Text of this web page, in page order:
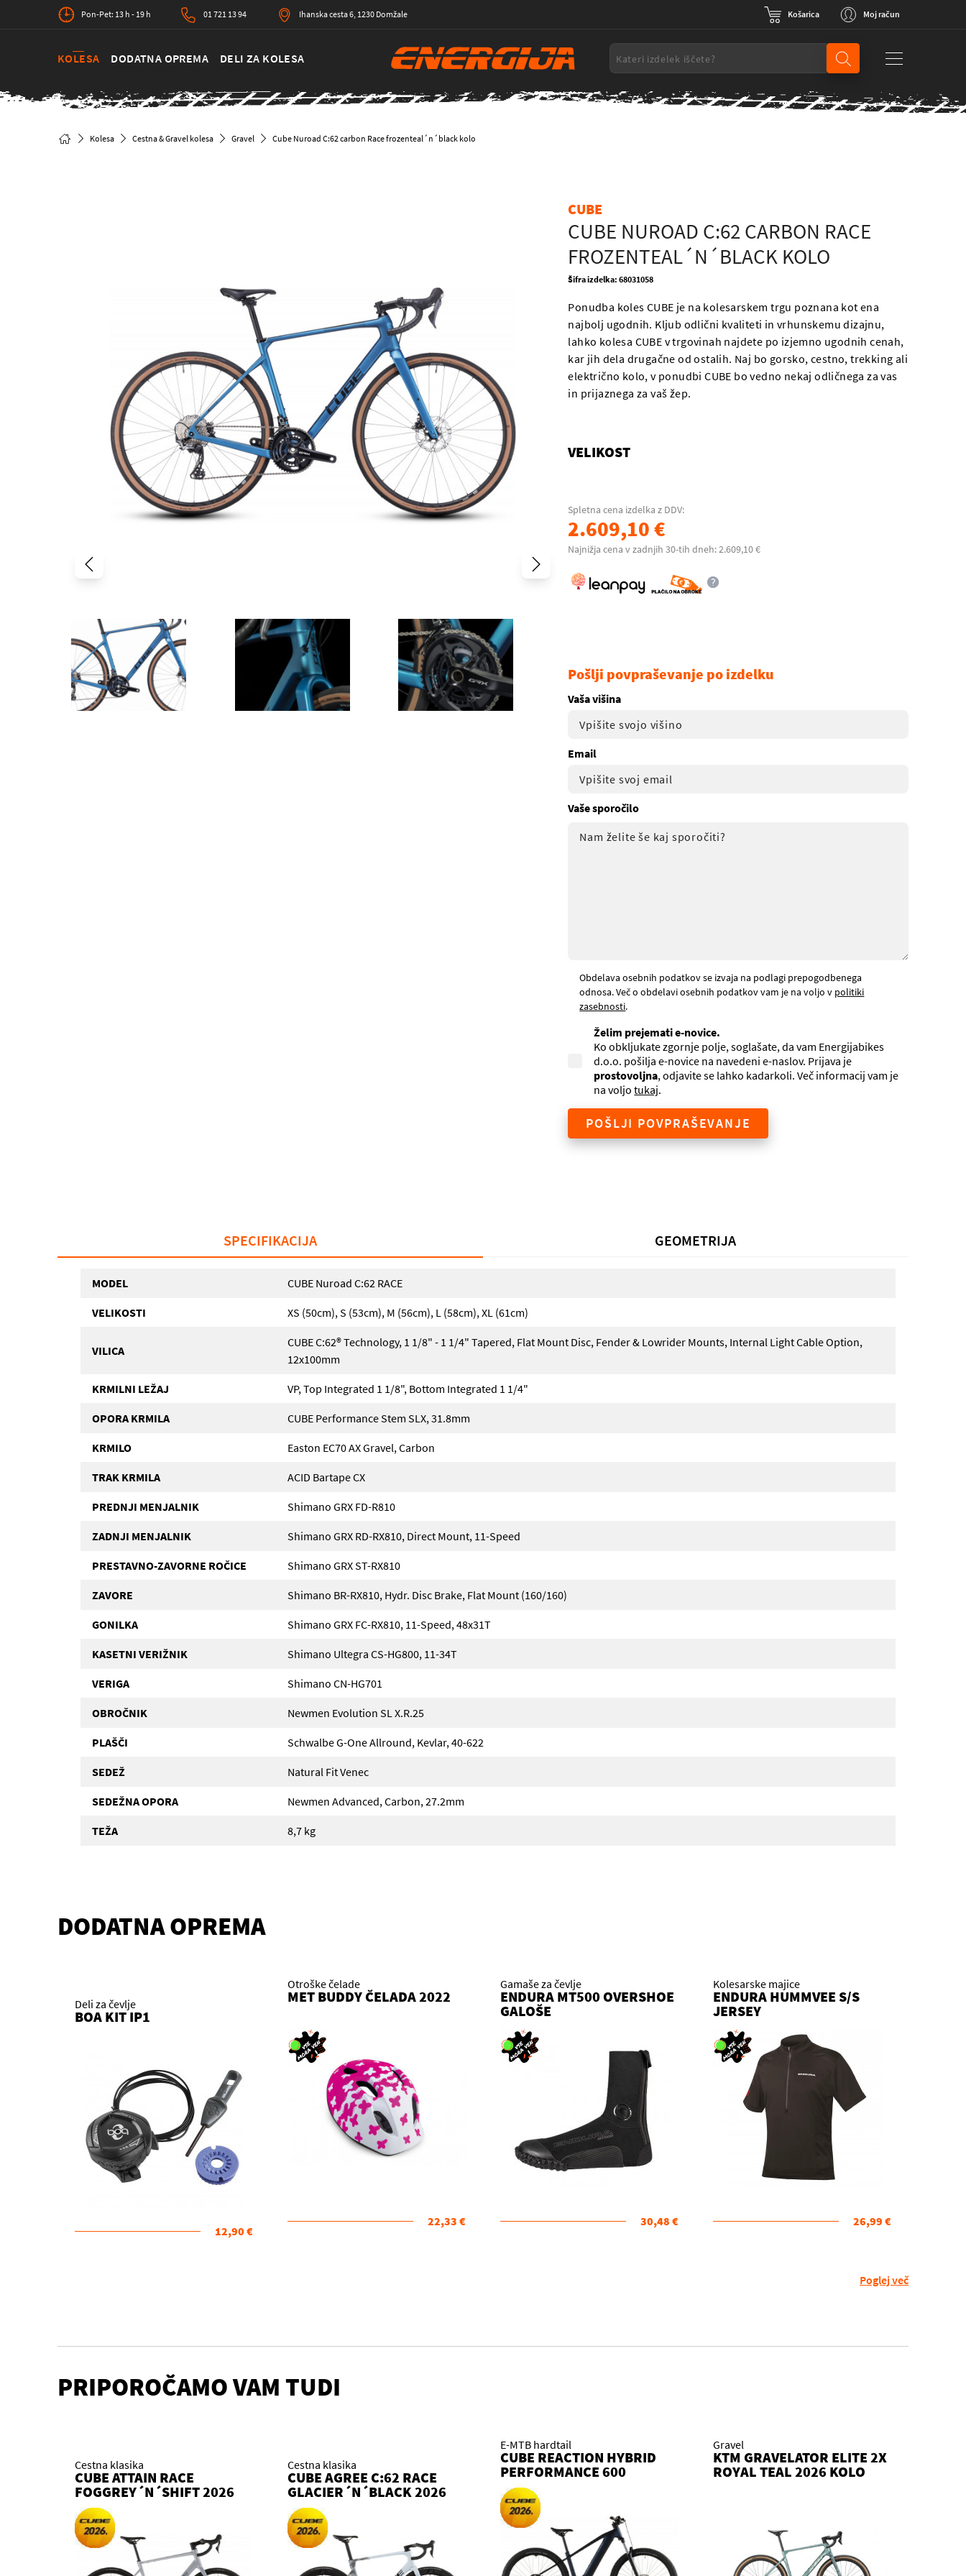
Pon-Pet: 13 h - 19 h 01 721 13 94 Ihanska cesta 6, 1230 Domžale Košarica Moj račun
KOLESA DODATNA OPREMA DELI ZA KOLESA
Kolesa Cestna & Gravel kolesa Gravel Cube Nuroad C:62 carbon Race frozenteal´n´black kolo
CUBE
CUBE NUROAD C:62 CARBON RACE
FROZENTEAL´N´BLACK KOLO
Šifra izdelka: 68031058
Ponudba koles CUBE je na kolesarskem trgu poznana kot ena
najbolj ugodnih. Kljub odlični kvaliteti in vrhunskemu dizajnu,
lahko kolesa CUBE v trgovinah najdete po izjemno ugodnih cenah,
kar jih dela drugačne od ostalih. Naj bo gorsko, cestno, trekking ali
električno kolo, v ponudbi CUBE bo vedno nekaj odličnega za vas
in prijaznega za vaš žep.
VELIKOST
Spletna cena izdelka z DDV:
2.609,10 €
Najnižja cena v zadnjih 30-tih dneh: 2.609,10 €
Pošlji povpraševanje po izdelku
Vaša višina
Email
Vaše sporočilo
Obdelava osebnih podatkov se izvaja na podlagi prepogodbenega
odnosa. Več o obdelavi osebnih podatkov vam je na voljo v politiki
zasebnosti.
Želim prejemati e-novice.
Ko obkljukate zgornje polje, soglašate, da vam Energijabikes
d.o.o. pošilja e-novice na navedeni e-naslov. Prijava je
prostovoljna, odjavite se lahko kadarkoli. Več informacij vam je
na voljotukaj.
POŠLJI POVPRAŠEVANJE
SPECIFIKACIJA GEOMETRIJA
MODEL CUBE Nuroad C:62 RACE
VELIKOSTI XS (50cm), S (53cm), M (56cm), L (58cm), XL (61cm)
VILICA
CUBE C:62® Technology, 1 1/8" - 1 1/4" Tapered, Flat Mount Disc, Fender & Lowrider Mounts, Internal Light Cable Option,
12x100mm
KRMILNI LEŽAJ VP, Top Integrated 1 1/8", Bottom Integrated 1 1/4"
OPORA KRMILA CUBE Performance Stem SLX, 31.8mm
KRMILO Easton EC70 AX Gravel, Carbon
TRAK KRMILA ACID Bartape CX
PREDNJI MENJALNIK Shimano GRX FD-R810
ZADNJI MENJALNIK Shimano GRX RD-RX810, Direct Mount, 11-Speed
PRESTAVNO-ZAVORNE ROČICE Shimano GRX ST-RX810
ZAVORE Shimano BR-RX810, Hydr. Disc Brake, Flat Mount (160/160)
GONILKA Shimano GRX FC-RX810, 11-Speed, 48x31T
KASETNI VERIŽNIK Shimano Ultegra CS-HG800, 11-34T
VERIGA Shimano CN-HG701
OBROČNIK Newmen Evolution SL X.R.25
PLAŠČI Schwalbe G-One Allround, Kevlar, 40-622
SEDEŽ Natural Fit Venec
SEDEŽNA OPORA Newmen Advanced, Carbon, 27.2mm
TEŽA 8,7 kg
DODATNA OPREMA
Deli za čevlje
BOA KIT IP1
12,90 €
Otroške čelade
MET BUDDY ČELADA 2022
22,33 €
Gamaše za čevlje
ENDURA MT500 OVERSHOE
GALOŠE
30,48 €
Kolesarske majice
ENDURA HUMMVEE S/S
JERSEY
26,99 €
Poglej več
PRIPOROČAMO VAM TUDI
Cestna klasika
CUBE ATTAIN RACE
FOGGREY´N´SHIFT 2026
KOLO
Cestna klasika
CUBE AGREE C:62 RACE
GLACIER´N´BLACK 2026
KOLO
E-MTB hardtail
CUBE REACTION HYBRID
PERFORMANCE 600
INDIGOBLUE´N´REFLEX
2026 KOLO
Gravel
KTM GRAVELATOR ELITE 2X
ROYAL TEAL 2026 KOLO